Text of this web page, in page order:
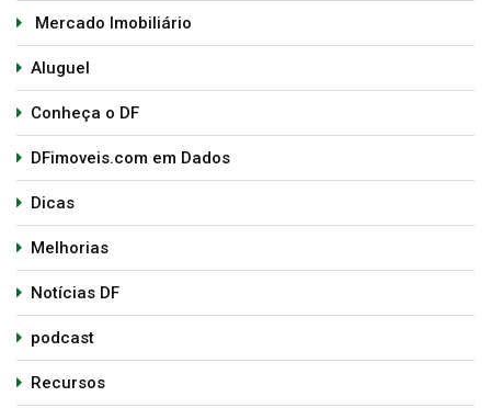
Mercado Imobiliário
Aluguel
Conheça o DF
DFimoveis.com em Dados
Dicas
Melhorias
Notícias DF
podcast
Recursos